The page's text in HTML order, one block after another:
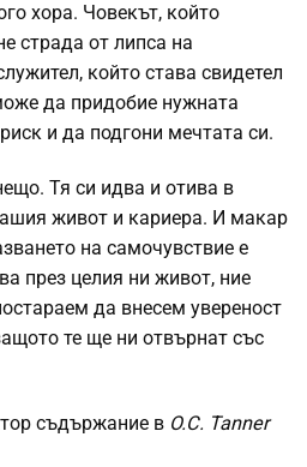
хора. Човекът, който
страда от липса на
който става свидетел
да придобие нужната
и да подгони мечтата си.
Тя си идва и отива в
живот и кариера. И макар
на самочувствие е
през целия ни живот, ние
да внесем увереност
те ще ни отвърнат със
съдържание в O.C. Tanner